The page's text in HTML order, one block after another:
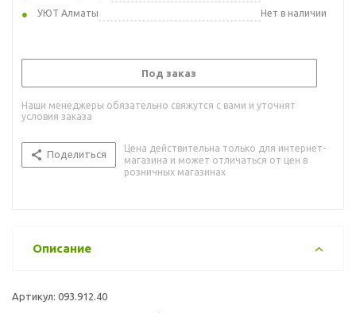
УЮТ Алматы
Нет в наличии
Под заказ
Наши менеджеры обязательно свяжутся с вами и уточнят
условия заказа
Поделиться
Цена действительна только для интернет-
магазина и может отличаться от цен в
розничных магазинах
Описание
Артикул: 093.912.40